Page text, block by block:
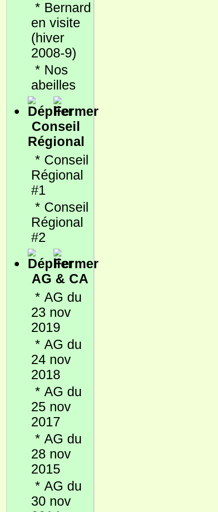
* Bernard
en visite
(hiver
2008-9)
* Nos
abeilles
Conseil
Régional
* Conseil
Régional
#1
* Conseil
Régional
#2
AG & CA
* AG du
23 nov
2019
* AG du
24 nov
2018
* AG du
25 nov
2017
* AG du
28 nov
2015
* AG du
30 nov